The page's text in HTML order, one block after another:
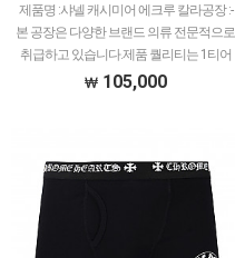
제품명 :샤넬 캐시미어 에크루 칼라공장 :-
본 공장은 다양한 브랜드 의류 전문적으로
취급하고 있습니다.제품 퀄리티는 1티어
~1.5티어로서 개체차이 최소화는 좋으나
105,000